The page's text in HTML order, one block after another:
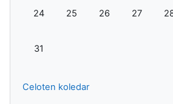
Ni dogodkov, ponedeljek, 24.
24 Ni dogodkov, torek, 25.
25 Ni dogodkov,
26 Ni
27
Ni dogodkov, ponedeljek, 31.
31
Celoten koledar